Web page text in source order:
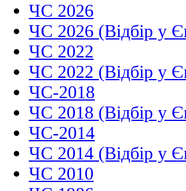
ЧС 2026
ЧС 2026 (Відбір у
ЧС 2022
ЧС 2022 (Відбір у
ЧС-2018
ЧС 2018 (Відбір у
ЧС-2014
ЧС 2014 (Відбір у
ЧС 2010